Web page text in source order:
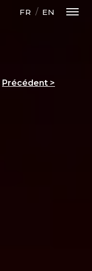
FR EN
Précédent >